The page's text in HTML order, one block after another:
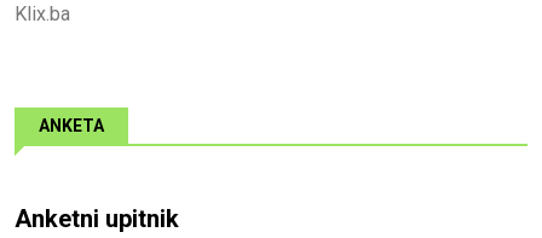
Klix.ba
ANKETA
Anketni upitnik